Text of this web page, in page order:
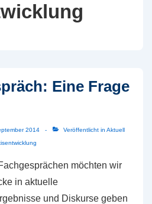
Eine Frage
2014 Veröffentlicht in Aktuell
möchten wir
in aktuelle
und Diskurse geben